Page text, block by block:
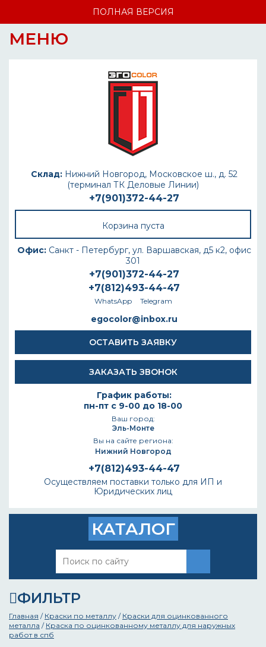
ПОЛНАЯ ВЕРСИЯ
МЕНЮ
Склад: Нижний Новгород, Московское ш., д. 52
(терминал ТК Деловые Линии)
+7(901)372-44-27
Корзина пуста
Офис: Санкт - Петербург, ул. Варшавская, д5 к2, офис
301
+7(901)372-44-27
+7(812)493-44-47
WhatsApp Telegram
egocolor@inbox.ru
ОСТАВИТЬ ЗАЯВКУ
ЗАКАЗАТЬ ЗВОНОК
График работы:
пн-пт с 9-00 до 18-00
Ваш город:
Эль-Монте
Вы на сайте региона:
Нижний Новгород
+7(812)493-44-47
Осуществляем поставки только для ИП и
Юридических лиц
КАТАЛОГ
ФИЛЬТР
Главная / Краски по металлу / Краски для оцинкованного
металла / Краска по оцинкованному металлу для наружных
работ в спб